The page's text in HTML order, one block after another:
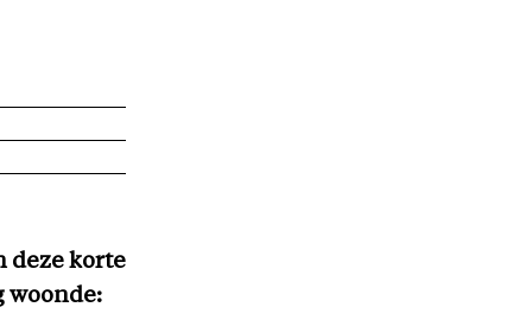
deze korte
woonde: